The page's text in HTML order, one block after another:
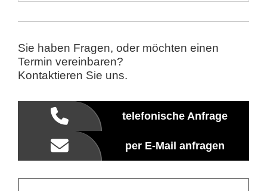
Sie haben Fragen, oder möchten einen
Termin vereinbaren?
Kontaktieren Sie uns.
telefonische Anfrage
per E-Mail anfragen